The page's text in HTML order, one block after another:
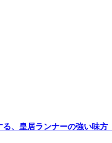
、皇居ランナーの強い味方